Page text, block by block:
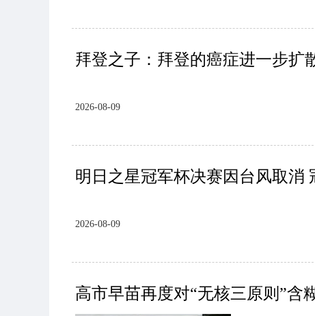
拜登之子：拜登的癌症进一步扩
2026-08-09
明日之星冠军杯决赛因台风取消
2026-08-09
高市早苗再度对“无核三原则”含